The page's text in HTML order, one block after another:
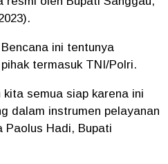
ini tentunya
termasuk TNI/Polri.
semua siap karena ini
dalam instrumen pelayanan
Paolus Hadi, Bupati